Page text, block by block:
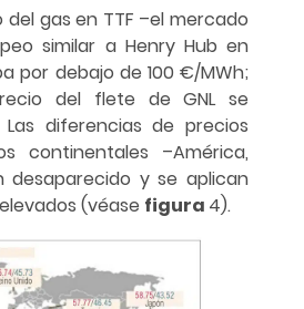
gas en TTF –el mercado
similar a Henry Hub en
por debajo de 100 €/MWh;
del flete de GNL se
diferencias de precios
continentales –América,
desaparecido y se aplican
(véase figura 4).